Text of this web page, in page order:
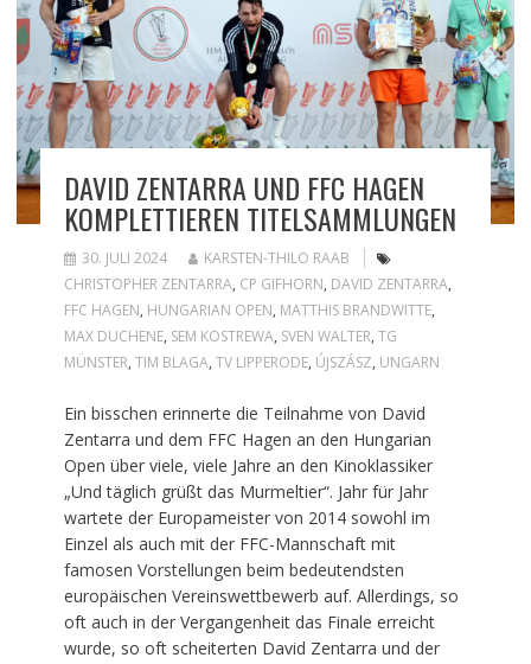
DAVID ZENTARRA UND FFC HAGEN
KOMPLETTIEREN TITELSAMMLUNGEN
30. JULI 2024
KARSTEN-THILO RAAB
CHRISTOPHER ZENTARRA, CP GIFHORN, DAVID ZENTARRA,
FFC HAGEN, HUNGARIAN OPEN, MATTHIS BRANDWITTE,
MAX DUCHENE, SEM KOSTREWA, SVEN WALTER, TG
MÜNSTER, TIM BLAGA, TV LIPPERODE, ÚJSZÁSZ, UNGARN
Ein bisschen erinnerte die Teilnahme von David
Zentarra und dem FFC Hagen an den Hungarian
Open über viele, viele Jahre an den Kinoklassiker
„Und täglich grüßt das Murmeltier“. Jahr für Jahr
wartete der Europameister von 2014 sowohl im
Einzel als auch mit der FFC-Mannschaft mit
famosen Vorstellungen beim bedeutendsten
europäischen Vereinswettbewerb auf. Allerdings, so
oft auch in der Vergangenheit das Finale erreicht
wurde, so oft scheiterten David Zentarra und der